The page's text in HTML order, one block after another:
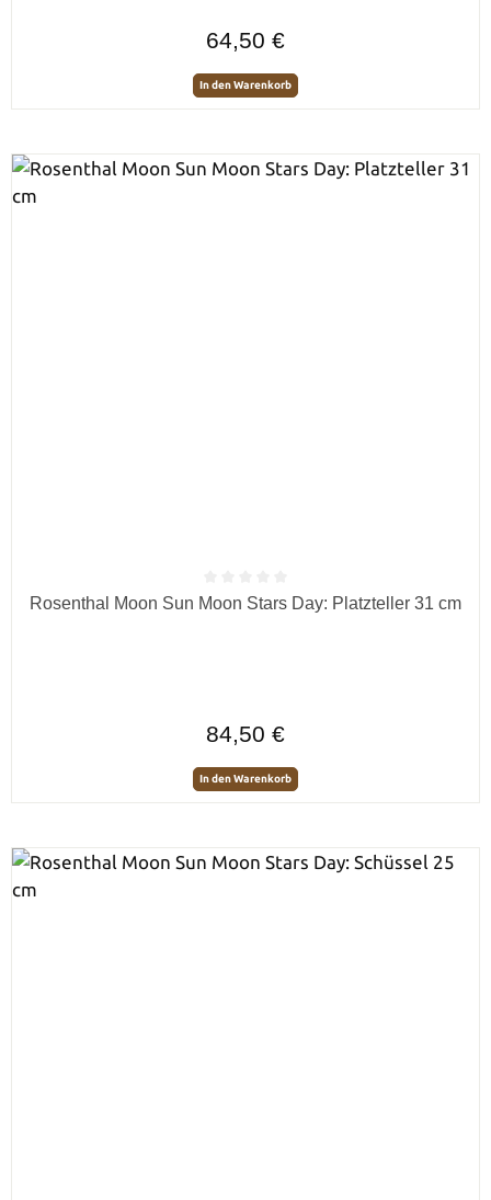
64,50 €
In den Warenkorb
Durchschnittliche Bewertung von 0 von 5 Sternen
Rosenthal Moon Sun Moon Stars Day: Platzteller 31 cm
84,50 €
In den Warenkorb